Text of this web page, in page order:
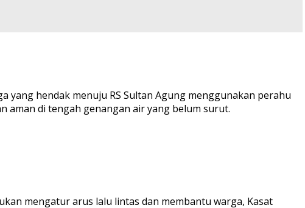
yang hendak menuju RS Sultan Agung menggunakan perahu
aman di tengah genangan air yang belum surut.
mengatur arus lalu lintas dan membantu warga, Kasat